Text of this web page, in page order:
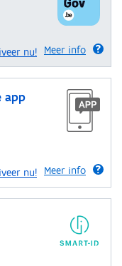
Meer info
nu!
app
Meer info
nu!